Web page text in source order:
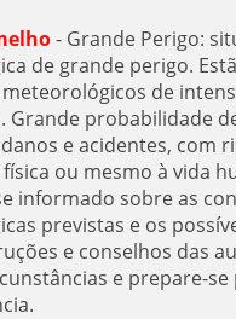
- Grande Perigo:
de grande perigo.
de
Grande probabilidade
e acidentes, com
ou mesmo à vida
informado sobre as
previstas e os
e conselhos das
e prepare-se